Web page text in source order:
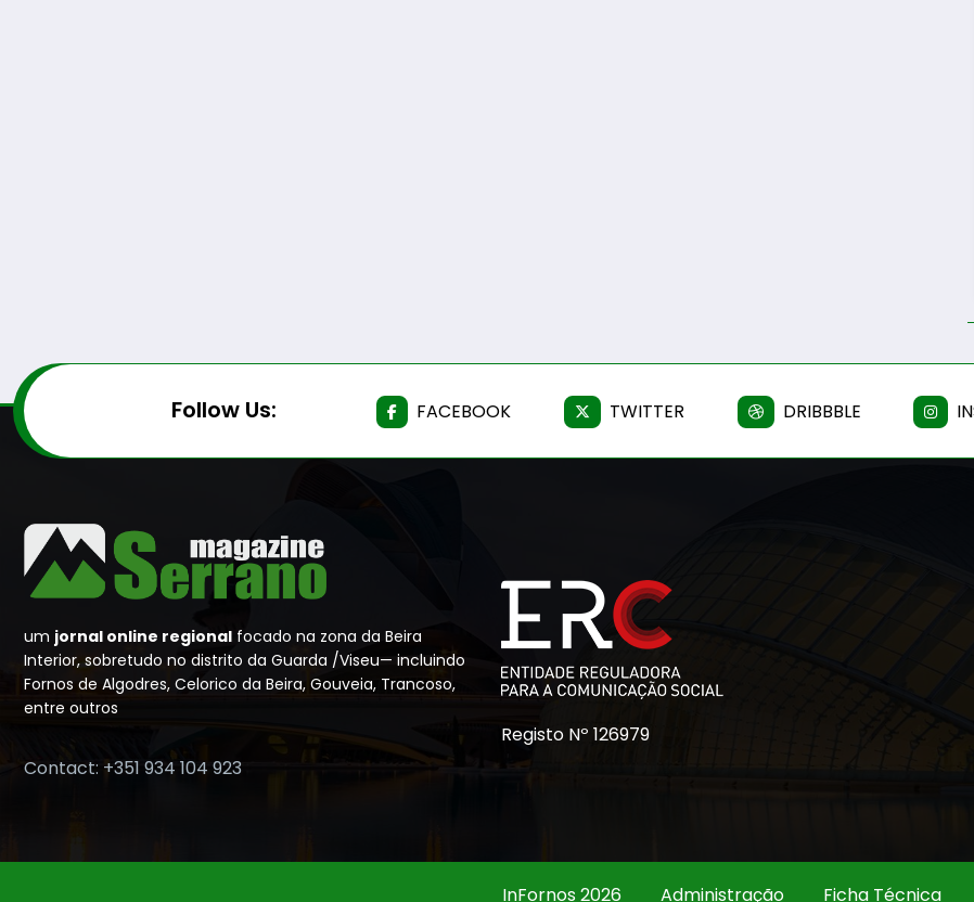
Follow Us: FACEBOOK TWITTER DRIBBBLE
um jornal online regional focado na zona da Beira
Interior, sobretudo no distrito da Guarda /Viseu— incluindo
Fornos de Algodres, Celorico da Beira, Gouveia, Trancoso,
entre outros
Contact: +351 934 104 923
Registo Nº 126979
InFornos 2026 Administração Ficha Técnica